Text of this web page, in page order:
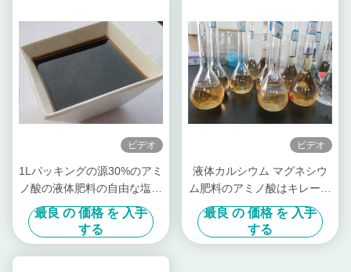
ビデオ
1Lパッキングの源30%のアミ
ノ酸の液体肥料の自由な塩素
を植えて下さい
最良 の 価格 を 入手
する
ビデオ
液体カルシウム マグネシウ
ム肥料のアミノ酸はキレート
環を作った
最良 の 価格 を 入手
する